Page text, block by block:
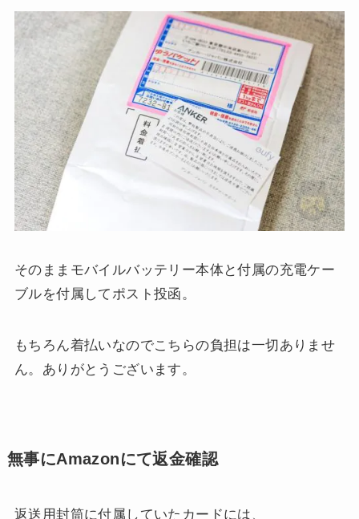
そのままモバイルバッテリー本体と付属の充電ケー
ブルを付属してポスト投函。
もちろん着払いなのでこちらの負担は一切ありませ
ん。ありがとうございます。
無事にAmazonにて返金確認
返送用封筒に付属していたカードには、